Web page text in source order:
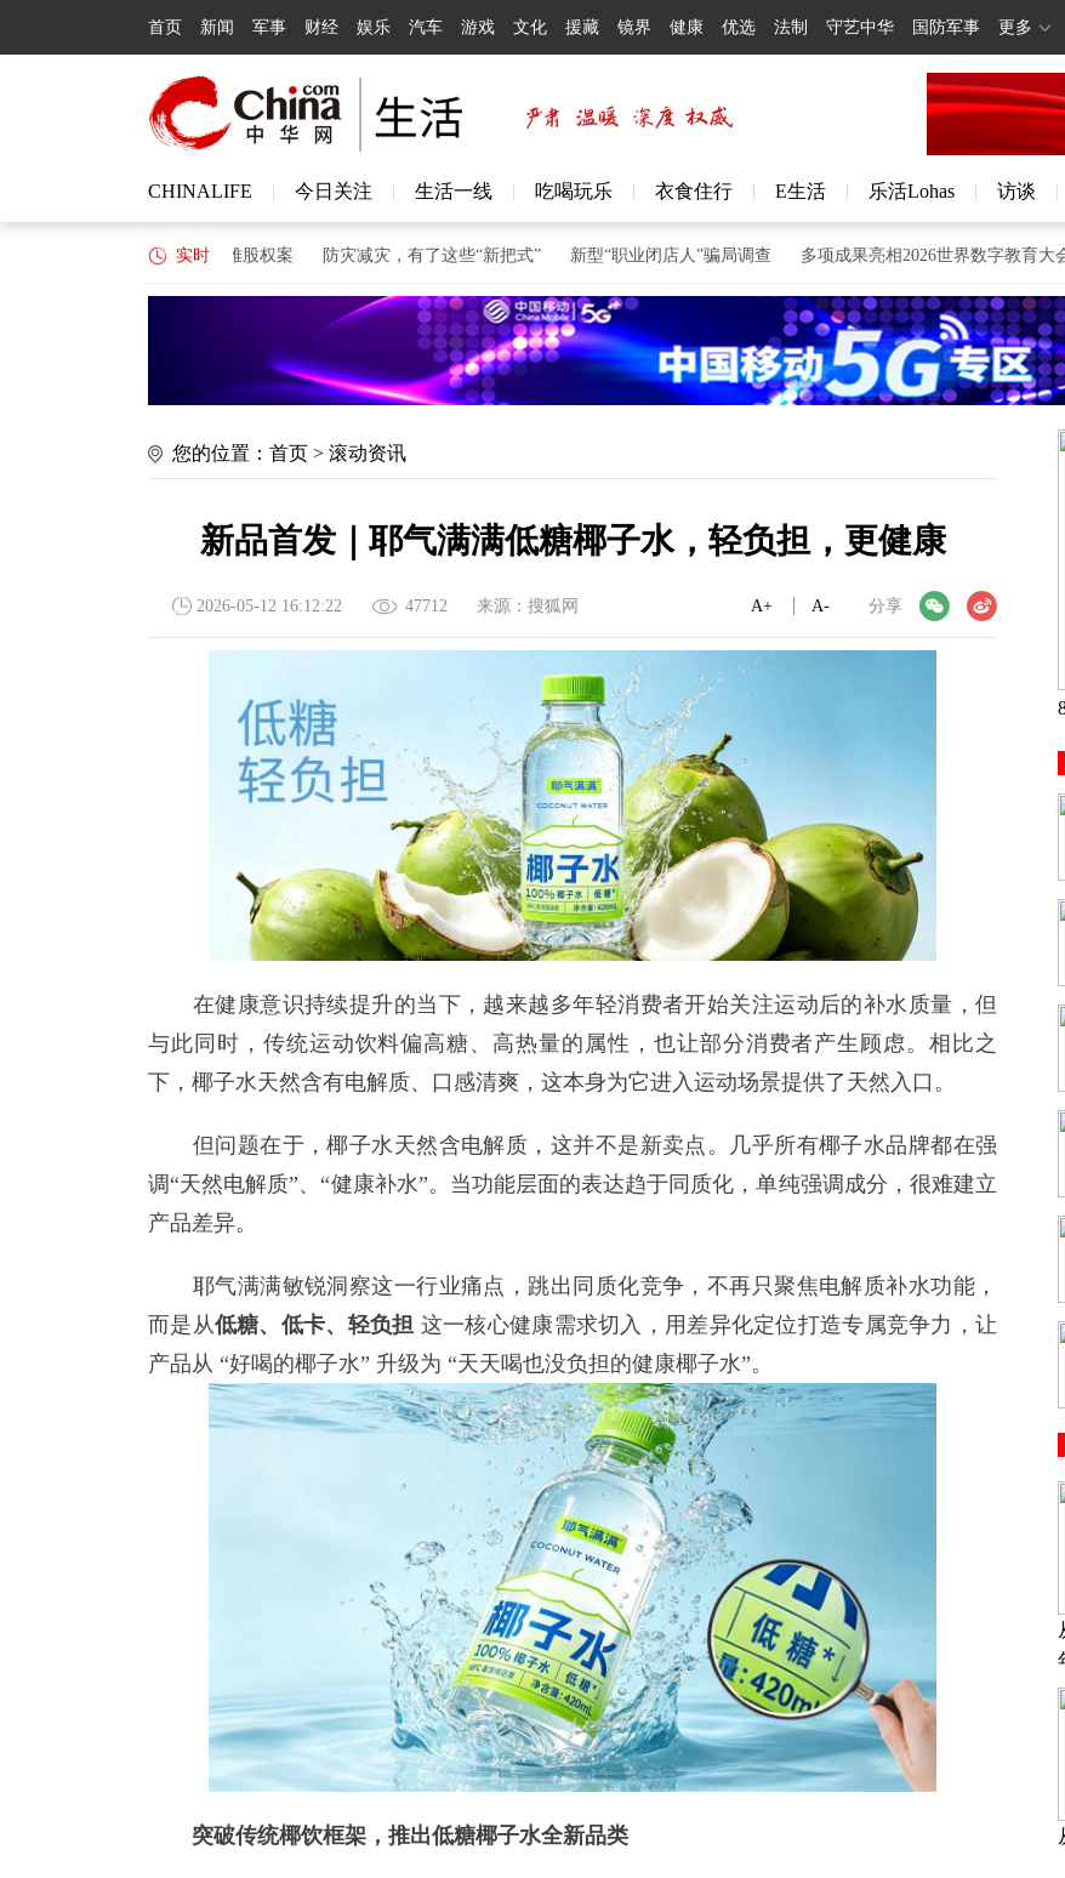
首页 新闻 军事 财经 娱乐 汽车 游戏 文化 援藏 镜界 健康 优选 法制 守艺中华 国防军事 更多
CHINALIFE 今日关注 生活一线 吃喝玩乐 衣食住行 E生活 乐活Lohas 访谈
实时
批准腾讯收购喜马拉雅股权案 防灾减灾，有了这些“新把式” 新型“职业闭店人”骗局调查 多项成果亮相2026世界数字教育大会 以
您的位置： 首页 > 滚动资讯
新品首发｜耶气满满低糖椰子水，轻负担，更健康
2026-05-12 16:12:22 47712 来源：搜狐网 分享
微信 微博
A+ A-
在健康意识持续提升的当下，越来越多年轻消费者开始关注运动后的补水质量，但
与此同时，传统运动饮料偏高糖、高热量的属性，也让部分消费者产生顾虑。相比之
下，椰子水天然含有电解质、口感清爽，这本身为它进入运动场景提供了天然入口。
但问题在于，椰子水天然含电解质，这并不是新卖点。几乎所有椰子水品牌都在强
调“天然电解质”、“健康补水”。当功能层面的表达趋于同质化，单纯强调成分，很难建立
产品差异。
耶气满满敏锐洞察这一行业痛点，跳出同质化竞争，不再只聚焦电解质补水功能，
而是从低糖、低卡、轻负担 这一核心健康需求切入，用差异化定位打造专属竞争力，让
产品从 “好喝的椰子水” 升级为 “天天喝也没负担的健康椰子水”。
突破传统椰饮框架，推出低糖椰子水全新品类